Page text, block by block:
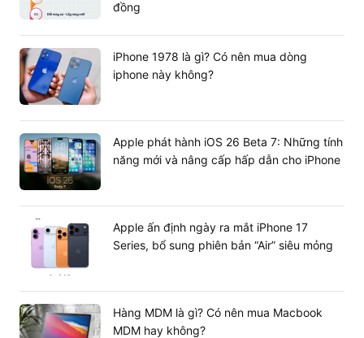
đồng
iPhone 1978 là gì? Có nên mua dòng
iphone này không?
Apple phát hành iOS 26 Beta 7: Những tính
năng mới và nâng cấp hấp dẫn cho iPhone
Apple ấn định ngày ra mắt iPhone 17
Series, bổ sung phiên bản “Air” siêu mỏng
Hàng MDM là gì? Có nên mua Macbook
MDM hay không?